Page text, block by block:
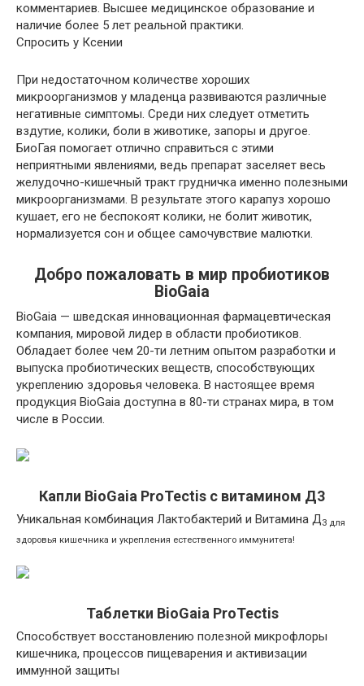
комментариев. Высшее медицинское образование и
наличие более 5 лет реальной практики.
Спросить у Ксении
При недостаточном количестве хороших
микроорганизмов у младенца развиваются различные
негативные симптомы. Среди них следует отметить
вздутие, колики, боли в животике, запоры и другое.
БиоГая помогает отлично справиться с этими
неприятными явлениями, ведь препарат заселяет весь
желудочно-кишечный тракт грудничка именно полезными
микроорганизмами. В результате этого карапуз хорошо
кушает, его не беспокоят колики, не болит животик,
нормализуется сон и общее самочувствие малютки.
Добро пожаловать в мир пробиотиков
BioGaia
BioGaia — шведская инновационная фармацевтическая
компания, мировой лидер в области пробиотиков.
Обладает более чем 20-ти летним опытом разработки и
выпуска пробиотических веществ, способствующих
укреплению здоровья человека. В настоящее время
продукция BioGaia доступна в 80-ти странах мира, в том
числе в России.
Капли BioGaia ProTectis с витамином Д3
Уникальная комбинация Лактобактерий и Витамина Д3 для
здоровья кишечника и укрепления естественного иммунитета!
Таблетки BioGaia ProTectis
Способствует восстановлению полезной микрофлоры
кишечника, процессов пищеварения и активизации
иммунной защиты